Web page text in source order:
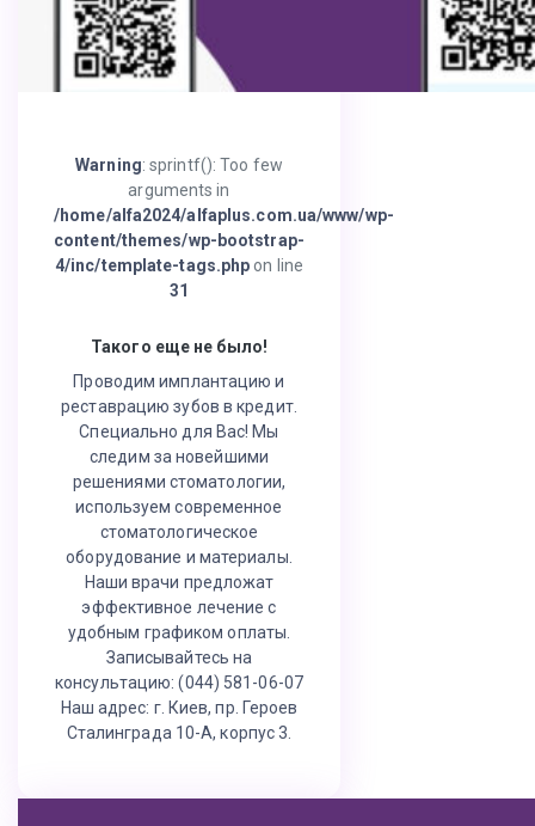
Warning: sprintf(): Too few
arguments in
/home/alfa2024/alfaplus.com.ua/www/wp-
content/themes/wp-bootstrap-
4/inc/template-tags.php on line
31
Такого еще не было!
Проводим имплантацию и
реставрацию зубов в кредит.
Специально для Вас! Мы
следим за новейшими
решениями стоматологии,
используем современное
стоматологическое
оборудование и материалы.
Наши врачи предложат
эффективное лечение с
удобным графиком оплаты.
Записывайтесь на
консультацию: (044) 581-06-07
Наш адрес: г. Киев, пр. Героев
Сталинграда 10-А, корпус 3.